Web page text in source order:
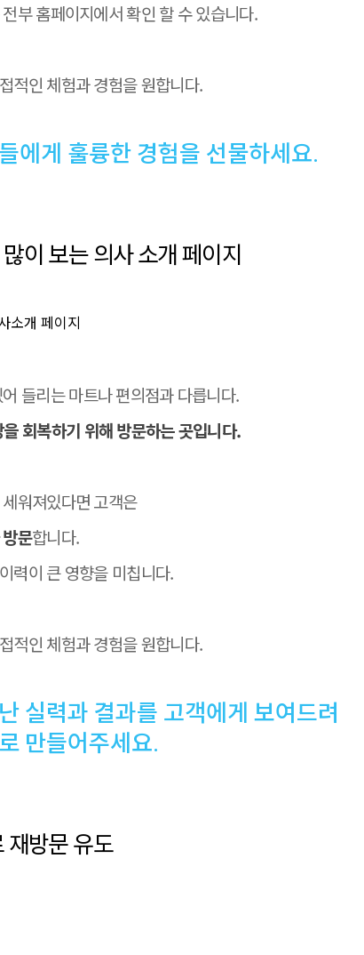
부 홈페이지에서 확인 할 수 있습니다.
적인 체험과 경험을 원합니다.
에게 훌륭한 경험을 선물하세요.
이 보는 의사 소개 페이지
들리는 마트나 편의점과 다릅니다.
회복하기 위해 방문하는 곳입니다.
워져있다면 고객은
문합니다.
력이 큰 영향을 미칩니다.
적인 체험과 경험을 원합니다.
실력과 결과를 고객에게 보여드려
만들어주세요.
재방문 유도